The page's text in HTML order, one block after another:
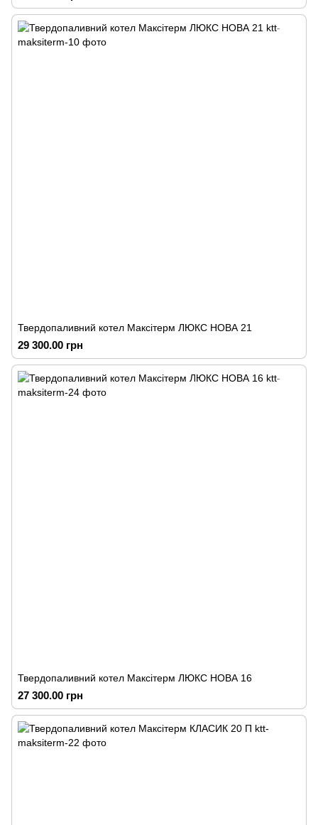
Твердопаливний котел Максітерм ЛЮКС НОВА 21
29 300.00 грн
Твердопаливний котел Максітерм ЛЮКС НОВА 16
27 300.00 грн